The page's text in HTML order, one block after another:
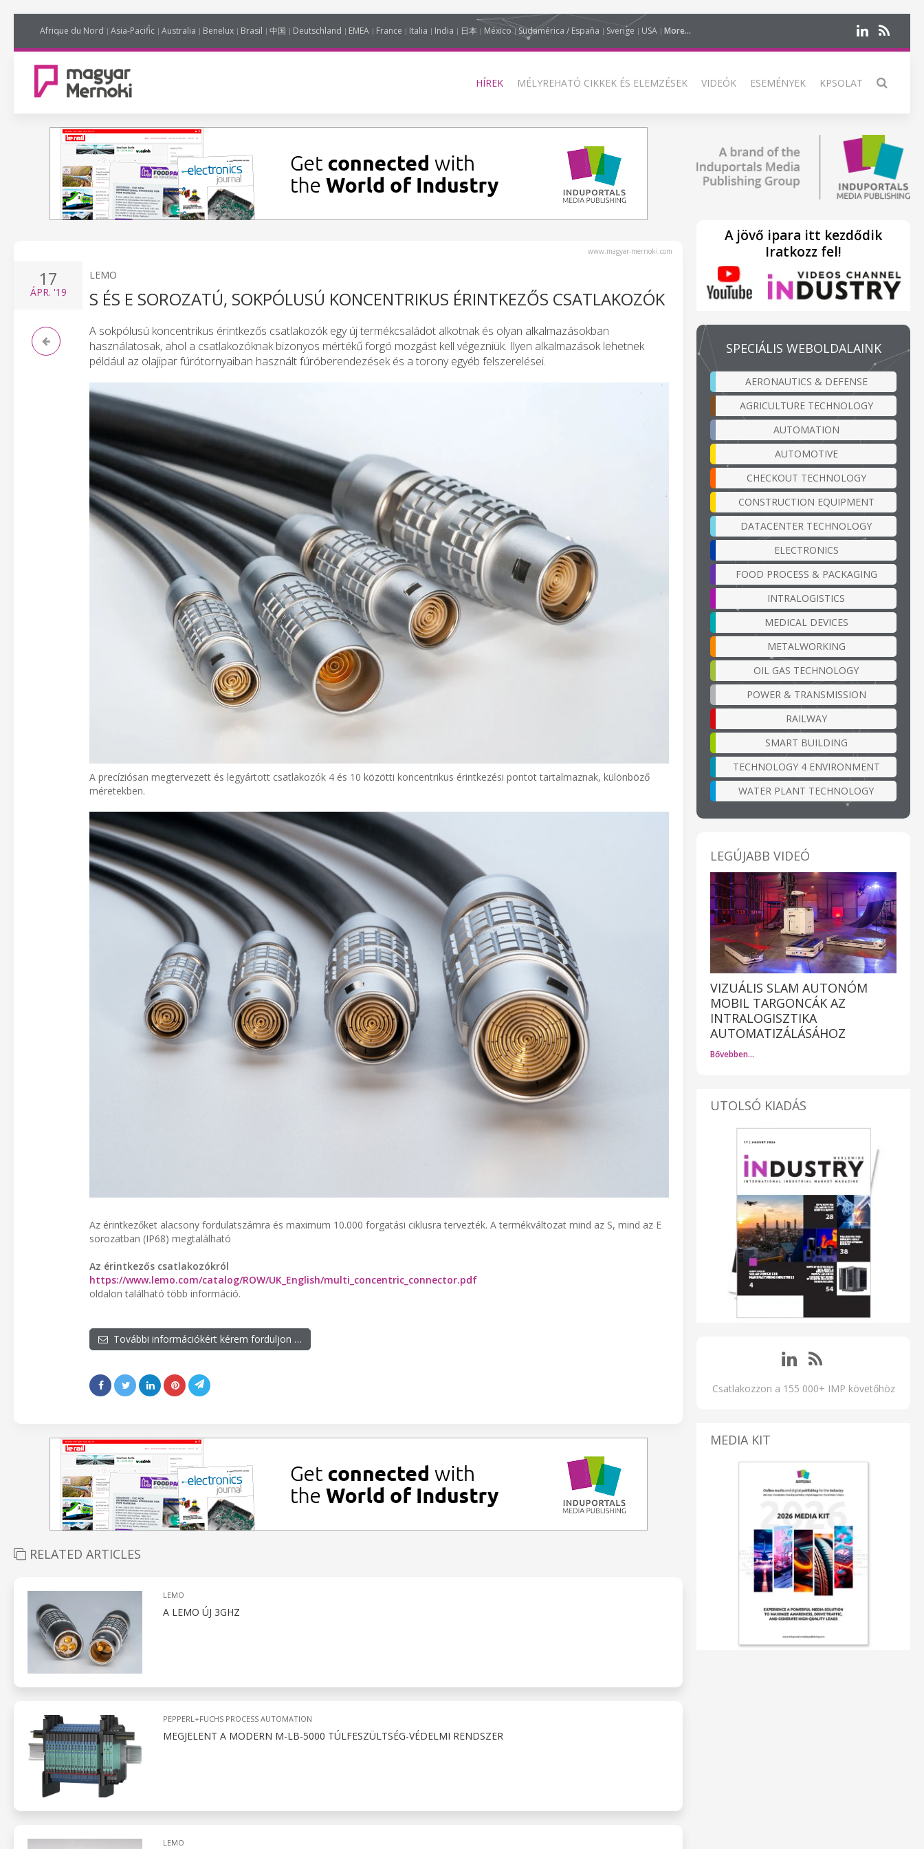
Afrique du Nord Asia-Pacific Australia Benelux Brasil 中国 Deutschland EMEA France Italia India 日本 México Sudamérica / España Sverige USA More...
HÍREK MÉLYREHATÓ CIKKEK ÉS ELEMZÉSEK VIDEÓK ESEMÉNYEK KPSOLAT
www.magyar-mernoki.com
17
ÁPR. '19
LEMO
S ÉS E SOROZATÚ, SOKPÓLUSÚ KONCENTRIKUS ÉRINTKEZŐS CSATLAKOZÓK
A sokpólusú koncentrikus érintkezős csatlakozók egy új termékcsaládot alkotnak és olyan alkalmazásokban
használatosak, ahol a csatlakozóknak bizonyos mértékű forgó mozgást kell végezniük. Ilyen alkalmazások lehetnek
például az olajipar fúrótornyaiban használt fúróberendezések és a torony egyéb felszerelései.
A precíziósan megtervezett és legyártott csatlakozók 4 és 10 közötti koncentrikus érintkezési pontot tartalmaznak, különböző
méretekben.
Az érintkezőket alacsony fordulatszámra és maximum 10.000 forgatási ciklusra tervezték. A termékváltozat mind az S, mind az E
sorozatban (IP68) megtalálható
Az érintkezős csatlakozókról
https://www.lemo.com/catalog/ROW/UK_English/multi_concentric_connector.pdf
oldalon található több információ.
További információkért kérem forduljon …
RELATED ARTICLES
LEMO
A LEMO ÚJ 3GHZ
PEPPERL+FUCHS PROCESS AUTOMATION
MEGJELENT A MODERN M-LB-5000 TÚLFESZÜLTSÉG-VÉDELMI RENDSZER
LEMO
A jövő ipara itt kezdődik
Iratkozz fel!
SPECIÁLIS WEBOLDALAINK
AERONAUTICS & DEFENSE
AGRICULTURE TECHNOLOGY
AUTOMATION
AUTOMOTIVE
CHECKOUT TECHNOLOGY
CONSTRUCTION EQUIPMENT
DATACENTER TECHNOLOGY
ELECTRONICS
FOOD PROCESS & PACKAGING
INTRALOGISTICS
MEDICAL DEVICES
METALWORKING
OIL GAS TECHNOLOGY
POWER & TRANSMISSION
RAILWAY
SMART BUILDING
TECHNOLOGY 4 ENVIRONMENT
WATER PLANT TECHNOLOGY
LEGÚJABB VIDEÓ
VIZUÁLIS SLAM AUTONÓM
MOBIL TARGONCÁK AZ
INTRALOGISZTIKA
AUTOMATIZÁLÁSÁHOZ
Bővebben…
UTOLSÓ KIADÁS
Csatlakozzon a 155 000+ IMP követőhöz
MEDIA KIT